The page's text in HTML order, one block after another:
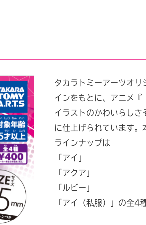
タカラトミーアーツオリ
インをもとに、アニメ
イラストのかわいらしさ
に仕上げられています
ラインナップは
「アイ」
「アクア」
「ルビー」
「アイ（私服）」の全4